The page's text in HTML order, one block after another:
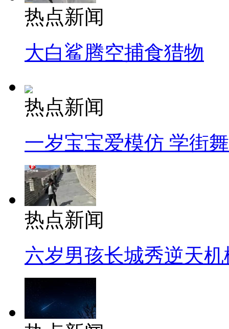
热点新闻
大白鲨腾空捕食猎物
热点新闻
一岁宝宝爱模仿 学街
热点新闻
六岁男孩长城秀逆天机